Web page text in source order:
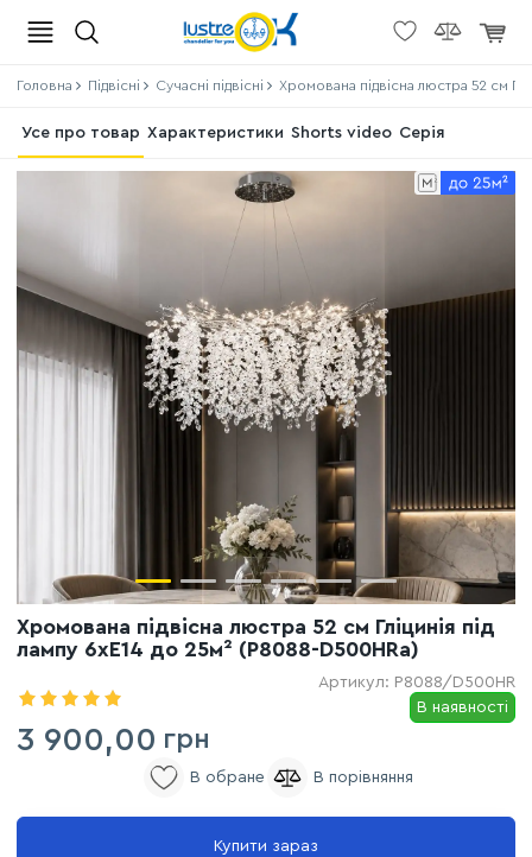
Головна Підвісні Сучасні підвісні Хромована підвісна люстра 52 см
Усе про товар Характеристики Shorts video Серія
Хромована підвісна люстра 52 см Гліцинія під
лампу 6xE14 до 25м² (P8088-D500HRa)
Артикул: P8088/D500HR
В наявності
3 900,00 грн
Купити зараз